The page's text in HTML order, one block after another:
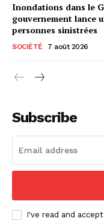
Inondations dans le
gouvernement lance
personnes sinistrées
SOCIÉTÉ 7 août 2026
Subscribe
I've read and